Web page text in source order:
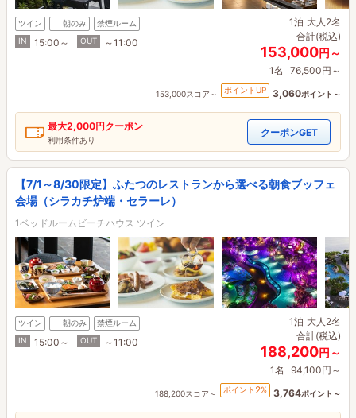
ツイン 朝のみ
禁煙ルーム
IN
15:00～ OUT ～11:00
1泊 大人2名
合計(税込)
153,000円～
1名 76,500円～
153,000スコア～ ポイントUP 3,060ポイント～
最大2,000円クーポン
利用条件あり
クーポンGET
【7/1～8/30限定】ふたつのレストランから選べる朝食ブッフェ
会場（シラカチ炉端・セラーレ）
1ベッドルームビーチハウス ツイン
ツイン 朝のみ
禁煙ルーム
IN
15:00～ OUT ～11:00
1泊 大人2名
合計(税込)
188,200円～
1名 94,100円～
188,200スコア～ ポイント 2% 3,764ポイント～